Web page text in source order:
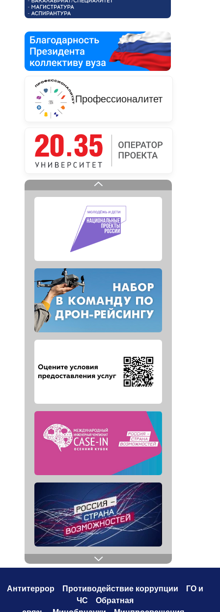
Профессионалитет
Антитеррор Противодействие коррупции
ГО и
ЧС
Обратная